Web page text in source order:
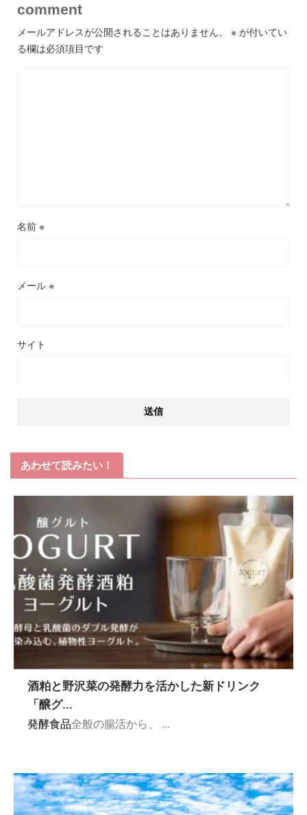
comment
メールアドレスが公開されることはありません。 ※ が付いてい
る欄は必須項目です
名前 ※
メール ※
サイト
あわせて読みたい！
酒粕と野沢菜の発酵力を活かした新ドリンク
「醸グ...
発酵食品全般の腸活から、 ...